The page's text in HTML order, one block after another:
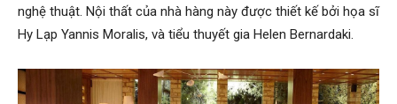
nghệ thuật. Nội thất của nhà hàng này được thiết kế bởi họa sĩ
Hy Lạp Yannis Moralis, và tiểu thuyết gia Helen Bernardaki.